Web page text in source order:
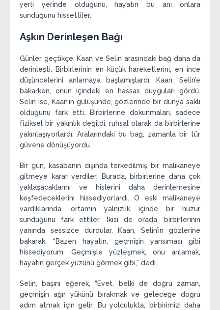
yerli yerinde olduğunu, hayatın bu anı onlara
sunduğunu hissettiler.
Aşkın Derinleşen Bağı
Günler geçtikçe, Kaan ve Selin arasındaki bağ daha da
derinleşti. Birbirlerinin en küçük hareketlerini, en ince
düşüncelerini anlamaya başlamışlardı. Kaan, Selin’e
bakarken, onun içindeki en hassas duyguları gördü.
Selin ise, Kaan’ın gülüşünde, gözlerinde bir dünya saklı
olduğunu fark etti. Birbirlerine dokunmaları, sadece
fiziksel bir yakınlık değildi; ruhsal olarak da birbirlerine
yakınlaşıyorlardı. Aralarındaki bu bağ, zamanla bir tür
güvene dönüşüyordu.
Bir gün, kasabanın dışında terkedilmiş bir malikaneye
gitmeye karar verdiler. Burada, birbirlerine daha çok
yaklaşacaklarını ve hislerini daha derinlemesine
keşfedeceklerini hissediyorlardı. O eski malikaneye
vardıklarında, ortamın yalnızlık içinde bir huzur
sunduğunu fark ettiler. İkisi de orada, birbirlerinin
yanında sessizce durdular. Kaan, Selin’in gözlerine
bakarak, “Bazen hayatın, geçmişin yansıması gibi
hissediyorum. Geçmişle yüzleşmek, onu anlamak,
hayatın gerçek yüzünü görmek gibi,” dedi.
Selin, başını eğerek, “Evet, belki de doğru zaman,
geçmişin ağır yükünü bırakmak ve geleceğe doğru
adım atmak için gelir. Bu yolculukta, birbirimizi daha